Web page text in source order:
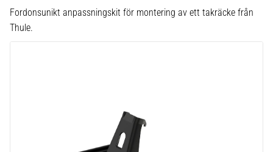
Fordonsunikt anpassningskit för montering av ett takräcke från
Thule.